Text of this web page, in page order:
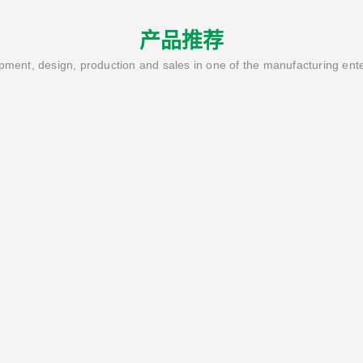
产品推荐
design, production and sales in one of the manufacturing